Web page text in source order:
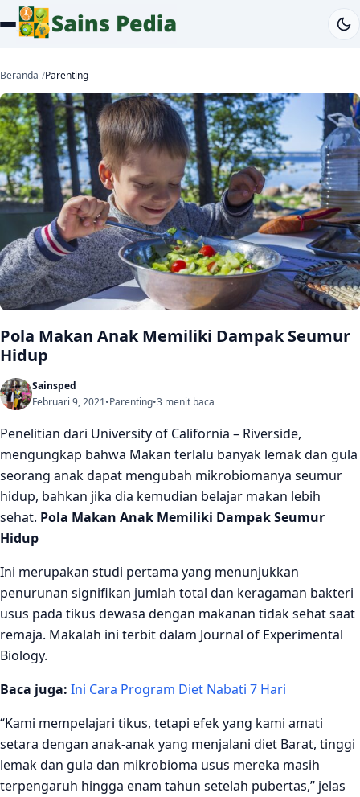
Beranda Parenting
Pola Makan Anak Memiliki Dampak Seumur
Hidup
Sainsped
Februari 9, 2021•Parenting•3 menit baca
Penelitian dari University of California – Riverside,
mengungkap bahwa Makan terlalu banyak lemak dan gula
seorang anak dapat mengubah mikrobiomanya seumur
hidup, bahkan jika dia kemudian belajar makan lebih
sehat. Pola Makan Anak Memiliki Dampak Seumur
Hidup
Ini merupakan studi pertama yang menunjukkan
penurunan signifikan jumlah total dan keragaman bakteri
usus pada tikus dewasa dengan makanan tidak sehat saat
remaja. Makalah ini terbit dalam Journal of Experimental
Biology.
Baca juga: Ini Cara Program Diet Nabati 7 Hari
“Kami mempelajari tikus, tetapi efek yang kami amati
setara dengan anak-anak yang menjalani diet Barat, tinggi
lemak dan gula dan mikrobioma usus mereka masih
terpengaruh hingga enam tahun setelah pubertas,” jelas